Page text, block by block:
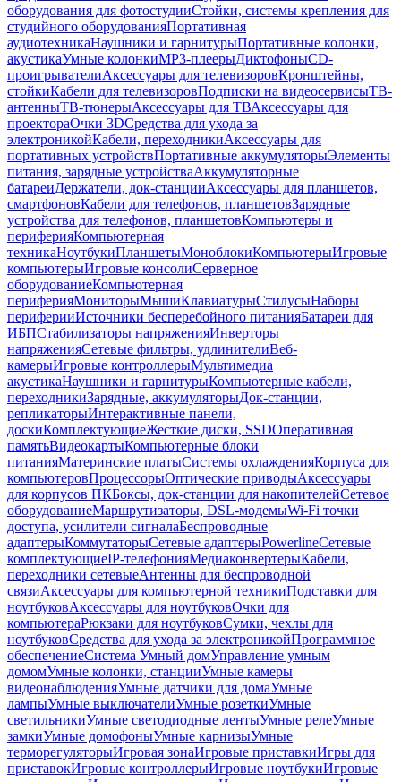
оборудования для фотостудииСтойки, системы крепления для
студийного оборудованияПортативная
аудиотехникаНаушники и гарнитурыПортативные колонки,
акустикаУмные колонкиMP3-плеерыДиктофоныCD-
проигрывателиАксессуары для телевизоровКронштейны,
стойкиКабели для телевизоровПодписки на видеосервисыТВ-
антенныТВ-тюнерыАксессуары для ТВАксессуары для
проектораОчки 3DСредства для ухода за
электроникойКабели, переходникиАксессуары для
портативных устройствПортативные аккумуляторыЭлементы
питания, зарядные устройстваАккумуляторные
батареиДержатели, док-станцииАксессуары для планшетов,
смартфоновКабели для телефонов, планшетовЗарядные
устройства для телефонов, планшетовКомпьютеры и
периферияКомпьютерная
техникаНоутбукиПланшетыМоноблокиКомпьютерыИгровые
компьютерыИгровые консолиСерверное
оборудованиеКомпьютерная
периферияМониторыМышиКлавиатурыСтилусыНаборы
периферииИсточники бесперебойного питанияБатареи для
ИБПСтабилизаторы напряженияИнверторы
напряженияСетевые фильтры, удлинителиВеб-
камерыИгровые контроллерыМультимедиа
акустикаНаушники и гарнитурыКомпьютерные кабели,
переходникиЗарядные, аккумуляторыДок-станции,
репликаторыИнтерактивные панели,
доскиКомплектующиеЖесткие диски, SSDОперативная
памятьВидеокартыКомпьютерные блоки
питанияМатеринские платыСистемы охлажденияКорпуса для
компьютеровПроцессорыОптические приводыАксессуары
для корпусов ПКБоксы, док-станции для накопителейСетевое
оборудованиеМаршрутизаторы, DSL-модемыWi-Fi точки
доступа, усилители сигналаБеспроводные
адаптерыКоммутаторыСетевые адаптерыPowerlineСетевые
комплектующиеIP-телефонияМедиаконвертерыКабели,
переходники сетевыеАнтенны для беспроводной
связиАксессуары для компьютерной техникиПодставки для
ноутбуковАксессуары для ноутбуковОчки для
компьютераРюкзаки для ноутбуковСумки, чехлы для
ноутбуковСредства для ухода за электроникойПрограммное
обеспечениеСистема Умный домУправление умным
домомУмные колонки, станцииУмные камеры
видеонаблюденияУмные датчики для домаУмные
лампыУмные выключателиУмные розеткиУмные
светильникиУмные светодиодные лентыУмные релеУмные
замкиУмные домофоныУмные карнизыУмные
терморегуляторыИгровая зонаИгровые приставкиИгры для
приставокИгровые контроллерыИгровые ноутбукиИгровые